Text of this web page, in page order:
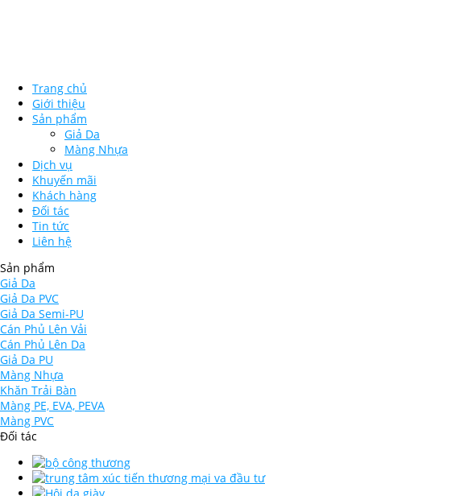
Trang chủ
Giới thiệu
Sản phẩm
Giả Da
Màng Nhựa
Dịch vụ
Khuyến mãi
Khách hàng
Đối tác
Tin tức
Liên hệ
Sản phẩm
Giả Da
Giả Da PVC
Giả Da Semi-PU
Cán Phủ Lên Vải
Cán Phủ Lên Da
Giả Da PU
Màng Nhựa
Khăn Trải Bàn
Màng PE, EVA, PEVA
Màng PVC
Đối tác